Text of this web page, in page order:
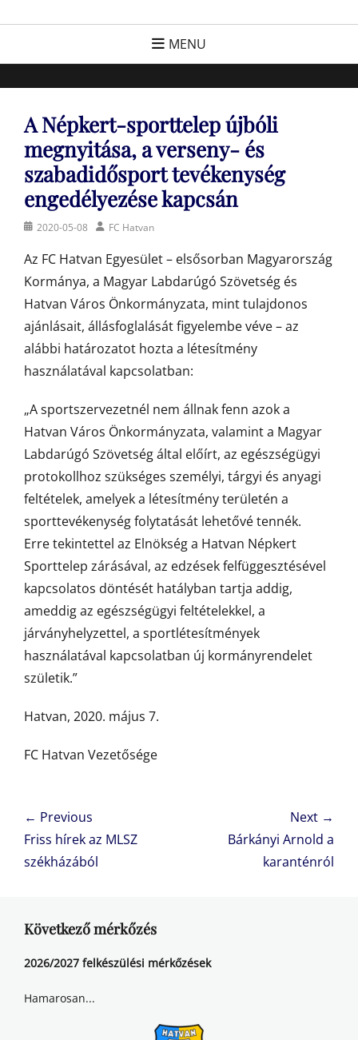
FC Hatvan
Egyesület a hatvani labdarúgásért, sportért!
MENU
A Népkert-sporttelep újbóli
megnyitása, a verseny- és
szabadidősport tevékenység
engedélyezése kapcsán
Posted2020-05-08 AuthorFC Hatvan
Az FC Hatvan Egyesület – elsősorban Magyarország
Kormánya, a Magyar Labdarúgó Szövetség és
Hatvan Város Önkormányzata, mint tulajdonos
ajánlásait, állásfoglalását figyelembe véve – az
alábbi határozatot hozta a létesítmény
használatával kapcsolatban:
„A sportszervezetnél nem állnak fenn azok a
Hatvan Város Önkormányzata, valamint a Magyar
Labdarúgó Szövetség által előírt, az egészségügyi
protokollhoz szükséges személyi, tárgyi és anyagi
feltételek, amelyek a létesítmény területén a
sporttevékenység folytatását lehetővé tennék.
Erre tekintettel az Elnökség a Hatvan Népkert
Sporttelep zárásával, az edzések felfüggesztésével
kapcsolatos döntését hatályban tartja addig,
ameddig az egészségügyi feltételekkel, a
járványhelyzettel, a sportlétesítmények
használatával kapcsolatban új kormányrendelet
születik.”
Hatvan, 2020. május 7.
FC Hatvan Vezetősége
Bejegyzés
navigáció
← Previous
Previous
post:
Friss hírek az MLSZ
székházából
Next →
Bárkányi Arnold a
karanténról
Következő mérkőzés
2026/2027 felkészülési mérkőzések
Hamarosan...